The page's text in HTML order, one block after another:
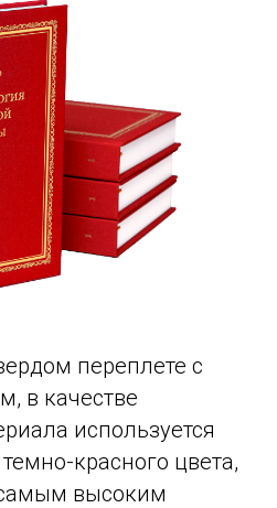
переплете с
в качестве
используется
красного цвета,
самым высоким